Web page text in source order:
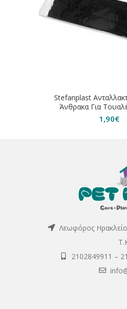
Stefanplast
Άνθρακα Για
1,90€
Λεωφόρος
2102849911 –